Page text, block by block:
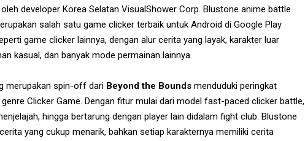
developer Korea Selatan VisualShower Corp. Blustone anime battle
salah satu game clicker terbaik untuk Android di Google Play
game clicker lainnya, dengan alur cerita yang layak, karakter luar
kasual, dan banyak mode permainan lainnya.
merupakan spin-off dari Beyond the Bounds menduduki peringkat
Clicker Game. Dengan fitur mulai dari model fast-paced clicker battle,
hingga bertarung dengan player lain didalam fight club. Blustone
yang cukup menarik, bahkan setiap karakternya memiliki cerita